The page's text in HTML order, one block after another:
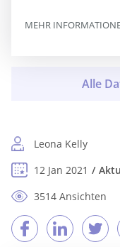
MEHR
Leona Kelly
12 Jan 2021
3514 Ansichten